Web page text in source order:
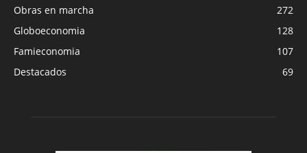
Obras en marcha
272
Globoeconomia
128
Famieconomia
107
Destacados
69